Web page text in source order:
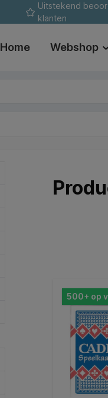
Uitstekend
klanten
Home Webshop
500+ op